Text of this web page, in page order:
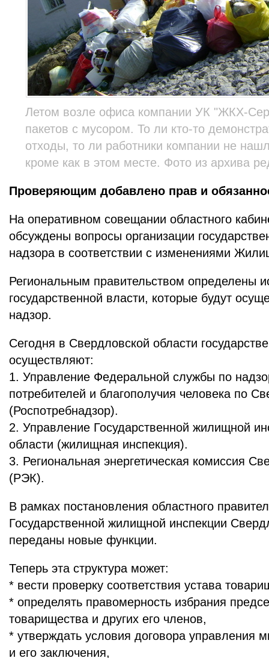
Летом возле офиса компании УК "ЖКХ-
пакетов с мусором. То ли кто-то
отходы, то ли работники компании не
кроме как в этом месте. Фото из архива
Проверяющим добавлено прав и
На оперативном совещании областного
обсуждены вопросы организации
надзора в соответствии с изменениями
Региональным правительством определены
государственной власти, которые будут
надзор.
Сегодня в Свердловской области
осуществляют:
1. Управление Федеральной службы по
потребителей и благополучия человека по
(Роспотребнадзор).
2. Управление Государственной жилищной
области (жилищная инспекция).
3. Региональная энергетическая комиссия
(РЭК).
В рамках постановления областного
Государственной жилищной инспекции
переданы новые функции.
Теперь эта структура может:
* вести проверку соответствия устава
* определять правомерность избрания
товарищества и других его членов,
* утверждать условия договора управления
и его заключения,